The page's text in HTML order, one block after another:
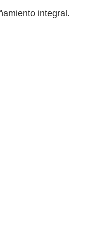
integral.